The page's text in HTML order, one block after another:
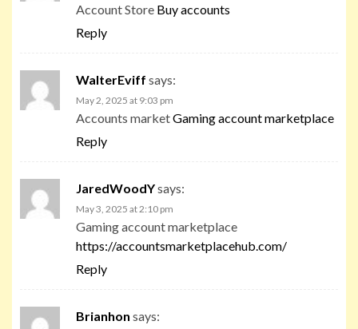
Account Store Buy accounts
Reply
WalterEviff says:
May 2, 2025 at 9:03 pm
Accounts marketGaming account marketplace
Reply
JaredWoodYsays:
May 3, 2025 at 2:10 pm
Gaming account marketplace
https://accountsmarketplacehub.com/
Reply
Brianhon says: